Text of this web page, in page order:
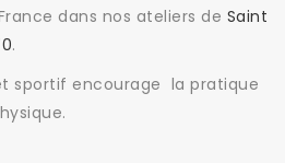
dans nos ateliers de Saint
.
sportif encourage la pratique